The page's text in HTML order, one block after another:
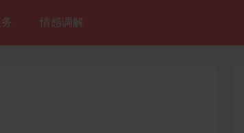
情感调解